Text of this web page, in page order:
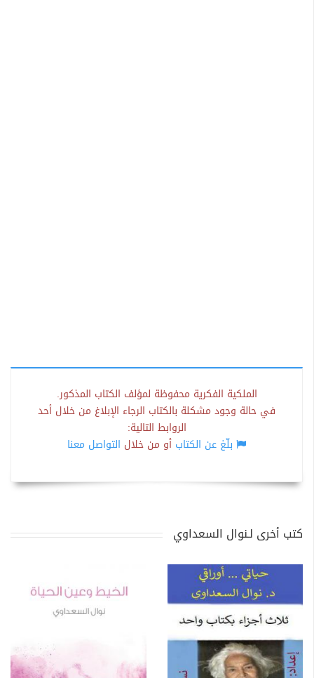
الملكية الفكرية محفوظة لمؤلف الكتاب المذكور.
في حالة وجود مشكلة بالكتاب الرجاء الإبلاغ من خلال أحد
الروابط التالية:
بلّغ عن الكتاب أو من خلال التواصل معنا
كتب أخرى لـنوال السعداوي